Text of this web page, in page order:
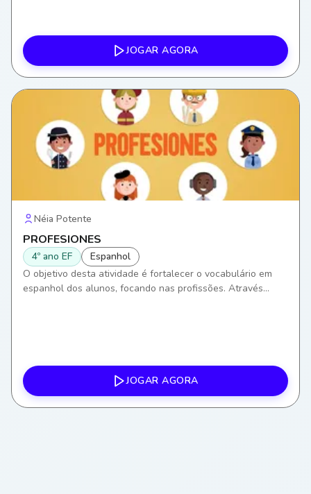
JOGAR AGORA
Néia Potente
PROFESIONES
4º ano EF
Espanhol
O objetivo desta atividade é fortalecer o vocabulário em
espanhol dos alunos, focando nas profissões. Através
JOGAR AGORA